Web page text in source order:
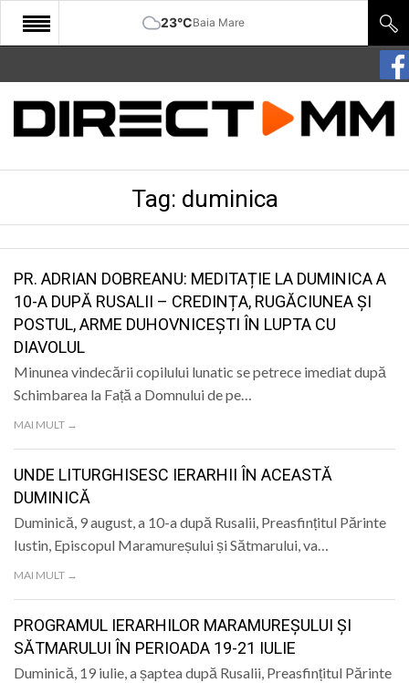
23°CBaia Mare
START
COMUNITATE
SANATATE
SPORT
SPECIAL
LIFE
Tag: duminica
PR. ADRIAN DOBREANU: MEDITAȚIE LA DUMINICA A
10-A DUPĂ RUSALII – CREDINȚA, RUGĂCIUNEA ȘI
POSTUL, ARME DUHOVNICEȘTI ÎN LUPTA CU
DIAVOLUL
Minunea vindecării copilului lunatic se petrece imediat după
Schimbarea la Față a Domnului de pe…
MAI MULT →
UNDE LITURGHISESC IERARHII ÎN ACEASTĂ
DUMINICĂ
Duminică, 9 august, a 10-a după Rusalii, Preasfințitul Părinte
Iustin, Episcopul Maramureșului și Sătmarului, va…
MAI MULT →
PROGRAMUL IERARHILOR MARAMUREȘULUI ȘI
SĂTMARULUI ÎN PERIOADA 19-21 IULIE
Duminică, 19 iulie, a șaptea după Rusalii, Preasfințitul Părinte